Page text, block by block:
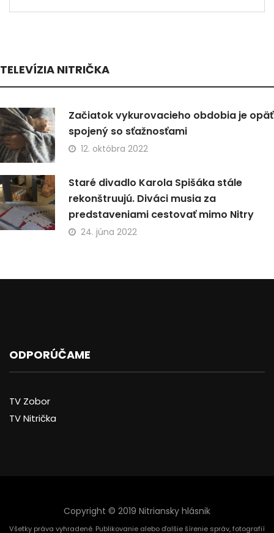
TELEVÍZIA NITRIČKA
Začiatok vykurovacieho obdobia je opäť
spojený so sťažnosťami
12. októbra 2022
Staré divadlo Karola Spišáka stále
rekonštruujú. Diváci musia za
predstaveniami cestovať mimo Nitry
24. júna 2022
ODPORÚČAME
TV Zobor
TV Nitrička
Copyright © 2019 Nitriansky hlásnik
Všetky práva vyhradené. Publikovanie alebo ďalšie šírenie správ, fotografií